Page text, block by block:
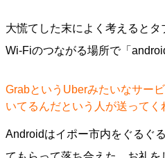
大慌てした末によく考えると
Wi-Fiのつながる場所で「
GrabというUberみたいなサー
いてるんだという人が送ってく
Androidはイポー市内をぐるぐ